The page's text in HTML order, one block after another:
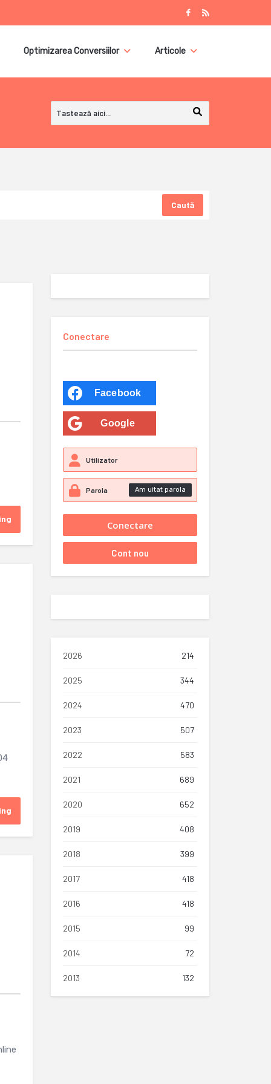
Optimizarea Conversiilor Articole
Caută
Conectare
Facebook
Google
Am uitat parola
2026 214
2025 344
2024 470
2023 507
2022 583
2021 689
2020 652
2019 408
2018 399
2017 418
2016 418
2015 99
2014 72
2013 132